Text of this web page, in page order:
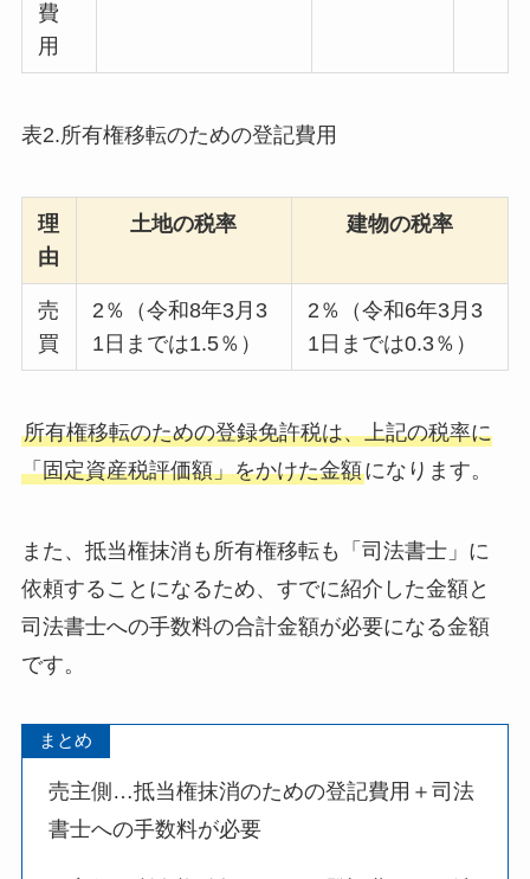
費
用
表2.所有権移転のための登記費用
理
由
土地の税率 建物の税率
売
買
2％（令和8年3月3
1日までは1.5％）
2％（令和6年3月3
1日までは0.3％）
所有権移転のための登録免許税は、上記の税率に
「固定資産税評価額」をかけた金額になります。
また、抵当権抹消も所有権移転も「司法書士」に
依頼することになるため、すでに紹介した金額と
司法書士への手数料の合計金額が必要になる金額
です。
まとめ
売主側…抵当権抹消のための登記費用＋司法
書士への手数料が必要